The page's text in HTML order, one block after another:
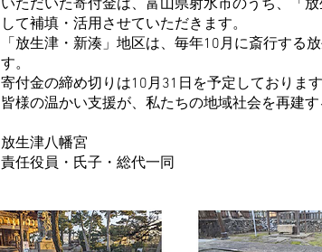
いただいた寄付金は、富山県射水市のうち、「
して補填・活用させていただきます。
「放生津・新湊」地区は、毎年10月に斎行する
す。
寄付金の締め切りは10月31日を予定しております
皆様の温かい支援が、私たちの地域社会を再建す
放生津八幡宮
責任役員・氏子・総代一同